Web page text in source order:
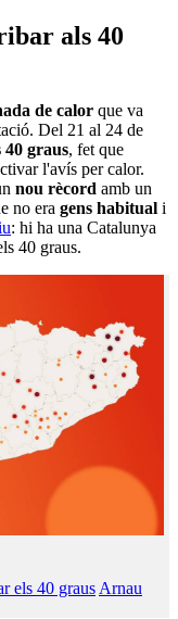
als 40
de calor que va
Del 21 al 24 de
40 graus, fet que
l'avís per calor.
nou rècord amb un
no era gens habitual i
: hi ha una Catalunya
40 graus.
els 40 grausArnau